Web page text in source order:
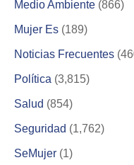
Medio Ambiente (866)
Mujer Es (189)
Noticias Frecuentes
Política (3,815)
Salud (854)
Seguridad (1,762)
SeMujer (1)